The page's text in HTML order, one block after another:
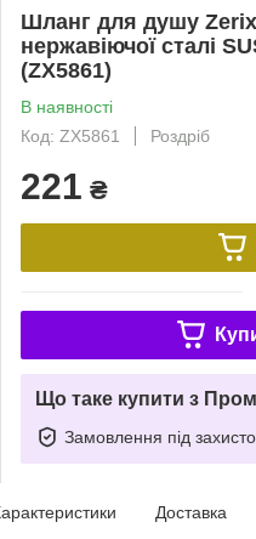
Шланг для душу Zerix
нержавіючої сталі
(ZX5861)
В наявності
Код: ZX5861
Роздріб
221 ₴
Що таке купити з
Замовлення під
Доставка